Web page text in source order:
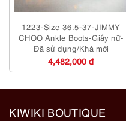
1223-Size 36.5-37-JIMMY
CHOO Ankle Boots-Giầy nữ-
Đã sử dụng/Khá mới
4,482,000 đ
KIWIKI BOUTIQUE